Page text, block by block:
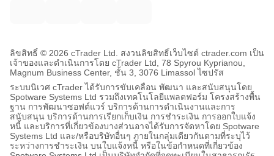
ลิขสิทธิ์ © 2026 cTrader Ltd. สงวนลิขสิทธิ์เว็บไซต์ ctrader.com เป็น
เจ้าของและดำเนินการโดย cTrader Ltd, 78 Spyrou Kyprianou,
Magnum Business Center, ชั้น 3, 3076 Limassol ไซปรัส
ระบบนิเวศ cTrader ได้รับการขับเคลื่อน พัฒนา และสนับสนุนโดย
Spotware Systems Ltd รวมถึงเทคโนโลยีแพลตฟอร์ม โครงสร้างพื้น
ฐาน การพัฒนาซอฟต์แวร์ บริการด้านการดำเนินงานและการ
สนับสนุน บริการด้านการเรียกเก็บเงิน การชำระเงิน การออกใบแจ้ง
หนี้ และบริการที่เกี่ยวข้องบางส่วนอาจได้รับการจัดหาโดย Spotware
Systems Ltd และ/หรือบริษัทอื่นๆ ภายในกลุ่มเดียวกันตามที่ระบุไว้
ระหว่างการชำระเงิน บนใบแจ้งหนี้ หรือในข้อกำหนดที่เกี่ยวข้อง